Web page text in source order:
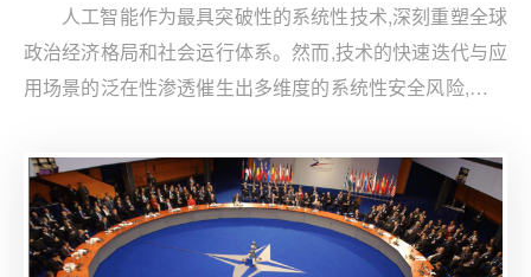
人工智能作为最具突破性的系统性技术,深刻重塑全球
政治经济格局和社会运行体系。然而,技术的快速迭代与应
用场景的泛在性渗透催生出多维度的系统性安全风险,既涵
态。